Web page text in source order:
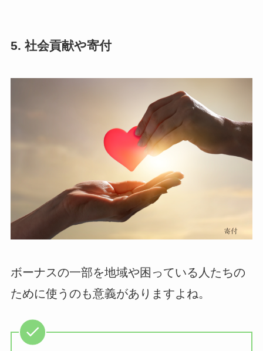
5. 社会貢献や寄付
ボーナスの一部を地域や困っている人たちの
ために使うのも意義がありますよね。